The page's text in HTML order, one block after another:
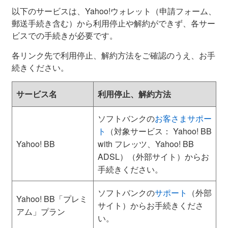
以下のサービスは、Yahoo!ウォレット（申請フォーム、
郵送手続き含む）から利用停止や解約ができず、各サー
ビスでの手続きが必要です。
各リンク先で利用停止、解約方法をご確認のうえ、お手
続きください。
サービス名 利用停止、解約方法
Yahoo! BB
ソフトバンクのお客さまサポー
ト
（対象サービス： Yahoo! BB
with フレッツ、Yahoo! BB
ADSL）（外部サイト）からお
手続きください。
Yahoo! BB「プレミ
アム」プラン
ソフトバンクのサポート
（外部
サイト）からお手続きくださ
い。